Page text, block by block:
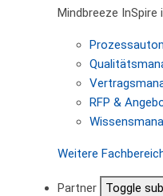
Mindbreeze InSpire
RFP &
Weitere
Partner
Toggle